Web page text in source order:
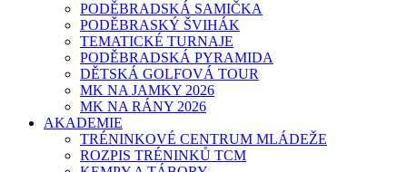
PODĚBRADSKÁ SAMIČKA
PODĚBRASKÝ ŠVIHÁK
TEMATICKÉ TURNAJE
PODĚBRADSKÁ PYRAMIDA
DĚTSKÁ GOLFOVÁ TOUR
MK NA JAMKY 2026
MK NA RÁNY 2026
AKADEMIE
TRÉNINKOVÉ CENTRUM MLÁDEŽE
ROZPIS TRÉNINKŮ TCM